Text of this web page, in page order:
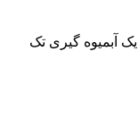
آبمیوه گیری پارس خزر مدل مانگو – Mango یک آبمیوه گیری تک